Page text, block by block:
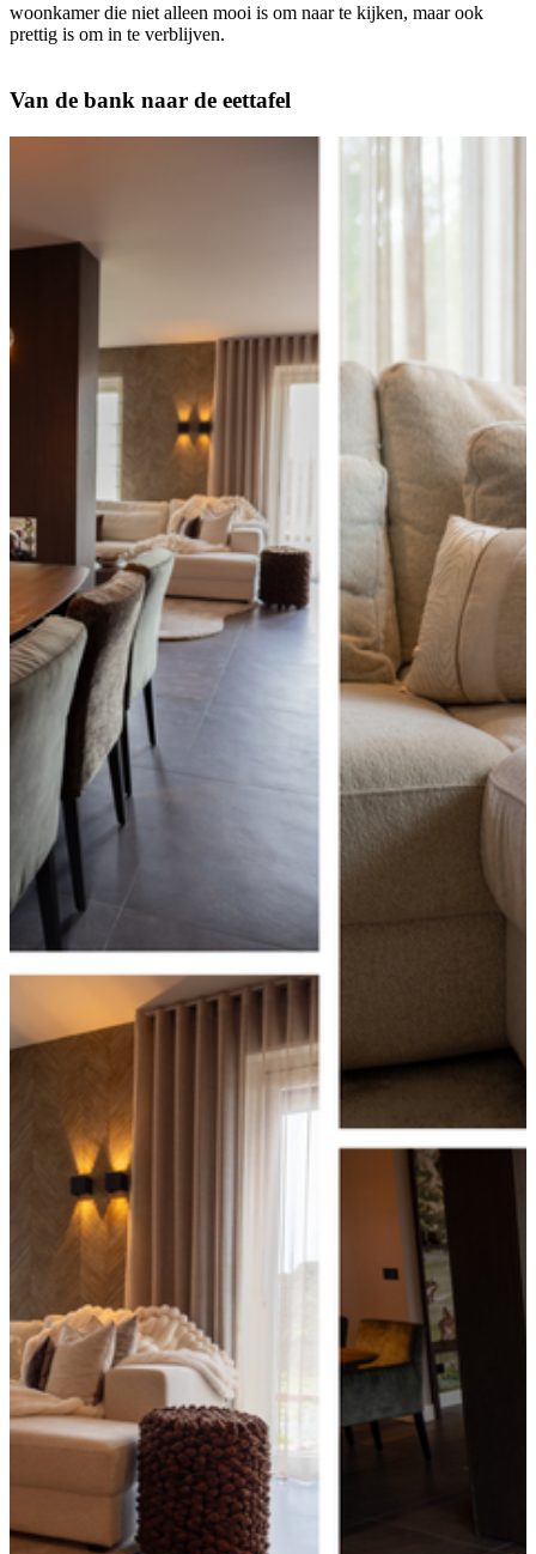
woonkamer die niet alleen mooi is om naar te kijken, maar ook
prettig is om in te verblijven.
Van de bank naar de eettafel